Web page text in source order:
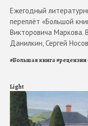
Ежегодный
переплёт «Большой
Викторовича Маркова.
Данилкин, Сергей
#Большая книга#рецензии
Light